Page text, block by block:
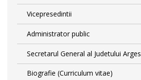
Vicepresedintii
Administrator public
Secretarul General al Judetului Arges
Biografie (Curriculum vitae)